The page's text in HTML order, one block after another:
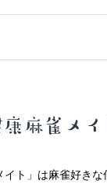
イト」は麻雀好き